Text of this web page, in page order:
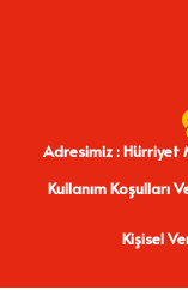
Adresimiz : Hürriyet
Kullanım Koşulları
Kişisel